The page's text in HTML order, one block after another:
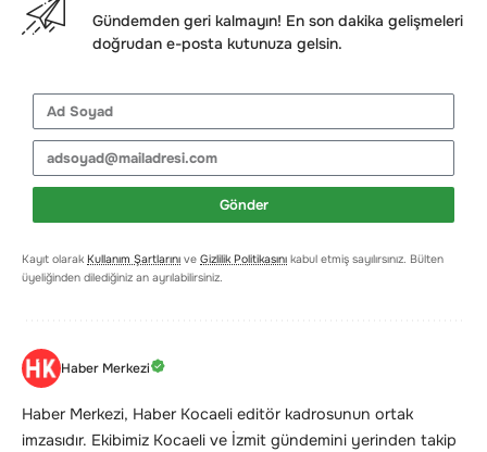
Gündemden geri kalmayın! En son dakika gelişmeleri
doğrudan e-posta kutunuza gelsin.
Gönder
Kayıt olarak Kullanım Şartlarını ve Gizlilik Politikasını kabul etmiş sayılırsınız. Bülten
üyeliğinden dilediğiniz an ayrılabilirsiniz.
Haber Merkezi
Haber Merkezi, Haber Kocaeli editör kadrosunun ortak
imzasıdır. Ekibimiz Kocaeli ve İzmit gündemini yerinden takip